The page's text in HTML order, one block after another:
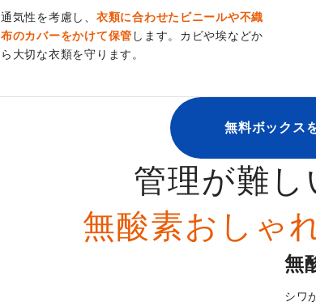
通気性を考慮し、 衣類に合わせたビニールや不織
布のカバーをかけて保管 します。カビや埃などか
ら大切な衣類を守ります。
無料ボックス
管理が難し
無酸素おしゃ
無
シワ